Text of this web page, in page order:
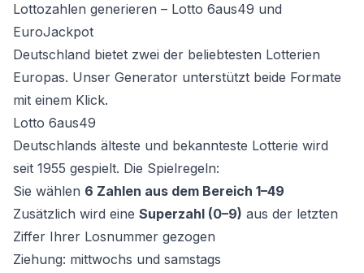
Lottozahlen generieren – Lotto 6aus49 und
EuroJackpot
Deutschland bietet zwei der beliebtesten Lotterien
Europas. Unser Generator unterstützt beide Formate
mit einem Klick.
Lotto 6aus49
Deutschlands älteste und bekannteste Lotterie wird
seit 1955 gespielt. Die Spielregeln:
Sie wählen 6 Zahlen aus dem Bereich 1–49
Zusätzlich wird eine Superzahl (0–9) aus der letzten
Ziffer Ihrer Losnummer gezogen
Ziehung: mittwochs und samstags